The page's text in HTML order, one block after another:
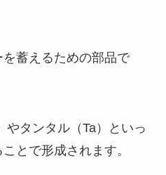
蓄えるための部品で
やタンタル（Ta）といっ
とで形成されます。